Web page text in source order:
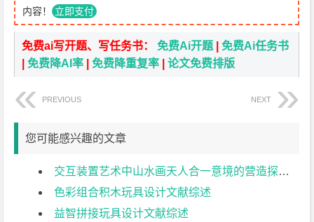
内容！ 立即支付
免费ai写开题、写任务书：免费Ai开题 |免费Ai任务书
|免费降AI率 |免费降重复率 |论文免费排版
PREVIOUS NEXT
您可能感兴趣的文章
交互装置艺术中山水画天人合一意境的营造探索文献综述
色彩组合积木玩具设计文献综述
益智拼接玩具设计文献综述